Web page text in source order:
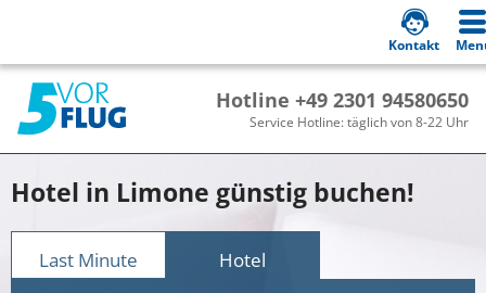
Hotline +49 2301 94580650
Service Hotline: täglich von 8-22 Uhr
Kontakt
Hotel in Limone günstig buchen!
Last Minute Hotel